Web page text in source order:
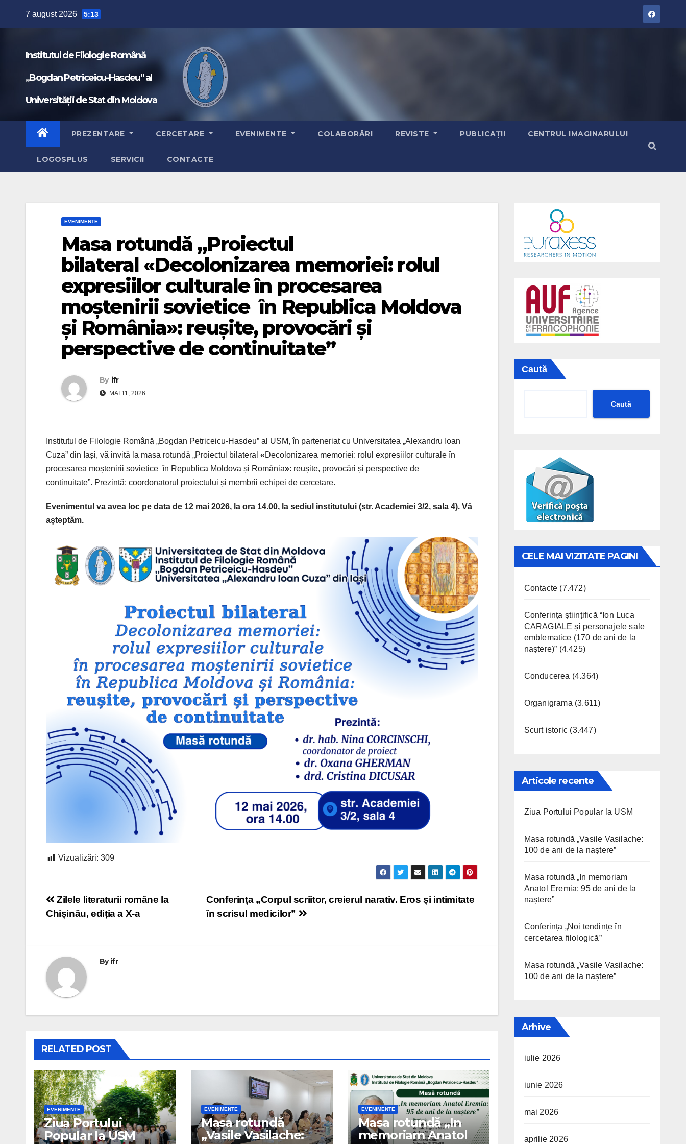
7 august 2026 5:13
Institutul de Filologie Română
„Bogdan Petriceicu-Hasdeu” al
Universității de Stat din Moldova
PREZENTARE CERCETARE EVENIMENTE COLABORĂRI REVISTE PUBLICAȚII CENTRUL IMAGINARULUI
LOGOSPLUS SERVICII CONTACTE
EVENIMENTE
Masa rotundă „Proiectul
bilateral «Decolonizarea memoriei: rolul
expresiilor culturale în procesarea
moștenirii sovietice în Republica Moldova
și România»: reușite, provocări și
perspective de continuitate”
By ifr
MAI 11, 2026
Institutul de Filologie Română „Bogdan Petriceicu-Hasdeu” al USM, în parteneriat cu Universitatea „Alexandru Ioan
Cuza” din Iași, vă invită la masa rotundă „Proiectul bilateral «Decolonizarea memoriei: rolul expresiilor culturale în
procesarea moștenirii sovietice în Republica Moldova și România»: reușite, provocări și perspective de
continuitate”. Prezintă: coordonatorul proiectului și membrii echipei de cercetare.
Evenimentul va avea loc pe data de 12 mai 2026, la ora 14.00, la sediul institutului (str. Academiei 3/2, sala 4). Vă
așteptăm.
Vizualizări: 309
Navigare
Conferința „Corpul scriitor, creierul narativ. Eros și intimitate
în scrisul medicilor”
Zilele literaturii române la
Chișinău, ediția a X-a
Byifr
RELATED POST
EVENIMENTE
Ziua Portului
Popular la USM
EVENIMENTE
Masa rotundă
„Vasile Vasilache:
EVENIMENTE
Masa rotundă „In
memoriam Anatol
Caută
Caută
CELE MAI VIZITATE PAGINI
Contacte (7.472)
Conferința științifică “Ion Luca
CARAGIALE și personajele sale
emblematice (170 de ani de la
naștere)” (4.425)
Conducerea (4.364)
Organigrama (3.611)
Scurt istoric (3.447)
Articole recente
Ziua Portului Popular la USM
Masa rotundă „Vasile Vasilache:
100 de ani de la naștere”
Masa rotundă „In memoriam
Anatol Eremia: 95 de ani de la
naștere”
Conferința „Noi tendințe în
cercetarea filologică”
Masa rotundă „Vasile Vasilache:
100 de ani de la naștere”
Arhive
iulie 2026
iunie 2026
mai 2026
aprilie 2026